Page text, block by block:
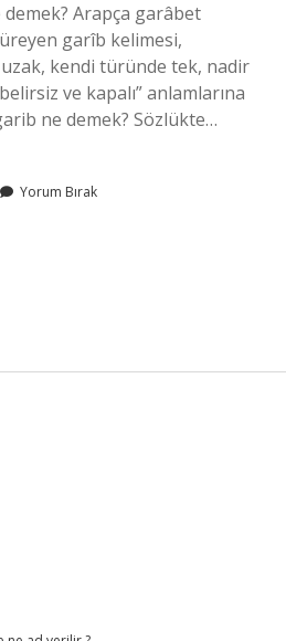
Arapça garâbet
garîb kelimesi,
kendi türünde tek, nadir
ve kapalı” anlamlarına
ne demek? Sözlükte…
Yorum Bırak